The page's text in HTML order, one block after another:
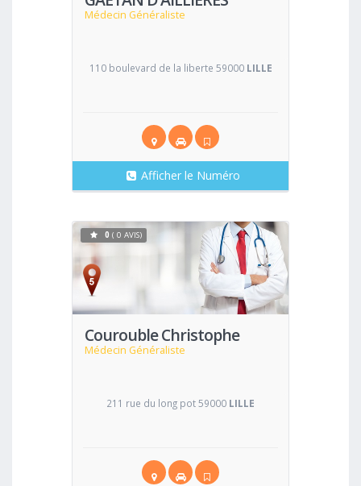
Médecin Généraliste
110 boulevard de la liberte 59000 LILLE
Afficher le Numéro
Courouble Christophe
Médecin Généraliste
Voir
0 ( 0 AVIS)
211 rue du long pot 59000 LILLE